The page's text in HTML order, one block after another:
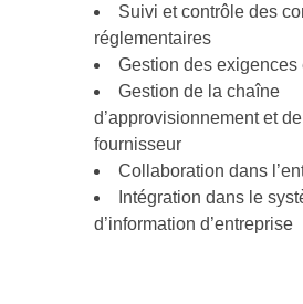
Suivi et contrôle des
réglementaires
Gestion des exigences
Gestion de la chaîne
d’approvisionnement et
fournisseur
Collaboration dans
Intégration dans le
d’information d’entreprise